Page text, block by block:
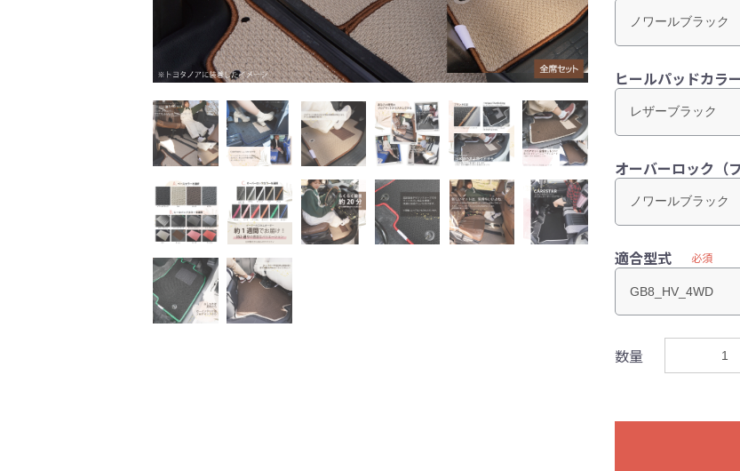
ヒールパッドカラー
オーバーロック（
適合型式 必須
数量